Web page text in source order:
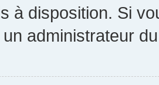
à disposition. Si
administrateur